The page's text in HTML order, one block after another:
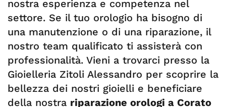
nostra esperienza e competenza nel
settore. Se il tuo orologio ha bisogno di
una manutenzione o di una riparazione, il
nostro team qualificato ti assisterà con
professionalità. Vieni a trovarci presso la
Gioielleria Zitoli Alessandro per scoprire la
bellezza dei nostri gioielli e beneficiare
della nostra riparazione orologi a Corato